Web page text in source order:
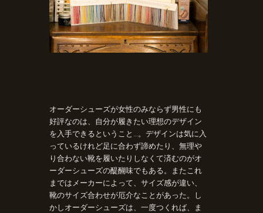
オーダーシューズが女性のみならず男性にも
好評なのは、自分が履きたい理想のデザイン
を入手できるということ…。デザインは気に入
っているけれど足に合わず諦めたり、無理や
り合わない靴を履いたりしなくて済むのがオ
ーダーシューズの醍醐味でもある。またこれ
まではメーカーによって、サイズ感が違い、
靴のサイズ合わせが厄介なことがあった。し
かしオーダーシューズは、一度つくれば、ま